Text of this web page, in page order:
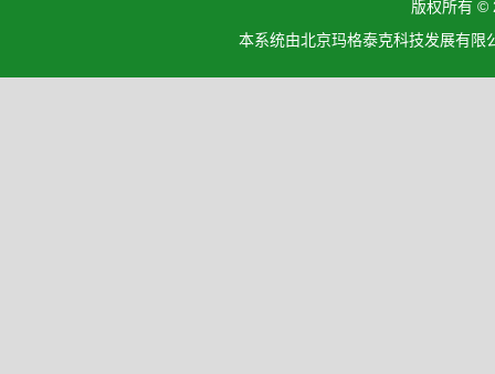
版权所有 ©
本系统由北京玛格泰克科技发展有